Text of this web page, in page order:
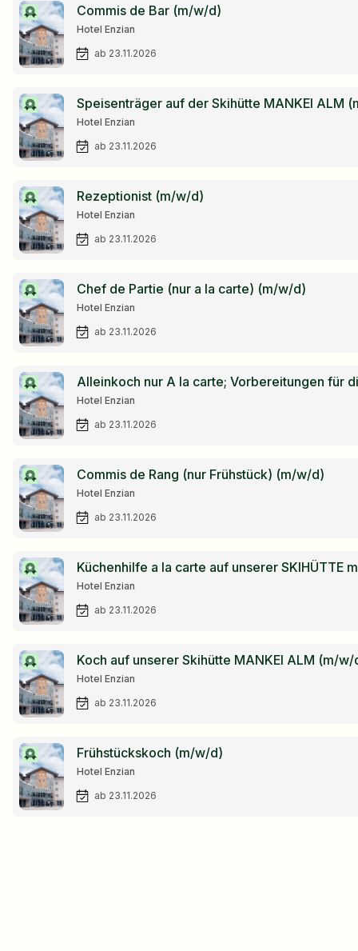
Commis de Bar (m/w/d)
Hotel Enzian
ab 23.11.2026
Speisenträger auf der Skihütte MANKEI ALM
Hotel Enzian
ab 23.11.2026
Rezeptionist (m/w/d)
Hotel Enzian
ab 23.11.2026
Chef de Partie (nur a la carte) (m/w/d)
Hotel Enzian
ab 23.11.2026
Alleinkoch nur A la carte;
Hotel Enzian
ab 23.11.2026
Commis de Rang (nur Frühstück) (m/w/d)
Hotel Enzian
ab 23.11.2026
Küchenhilfe a la carte auf unserer SKIHÜTTE
Hotel Enzian
ab 23.11.2026
Koch auf unserer Skihütte MANKEI ALM (m/w/
Hotel Enzian
ab 23.11.2026
Frühstückskoch (m/w/d)
Hotel Enzian
ab 23.11.2026